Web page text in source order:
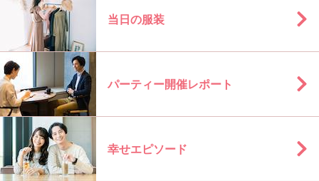
当日の服装
パーティー開催レポート
幸せエピソード